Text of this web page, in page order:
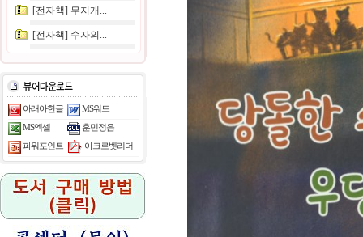
[전자책] 무지개...
[전자책] 수자의...
아래아한글 MS워드
MS엑셀 훈민정음
파워포인트 아크로벳리더